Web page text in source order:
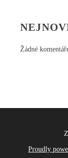
Žádné
Proudly